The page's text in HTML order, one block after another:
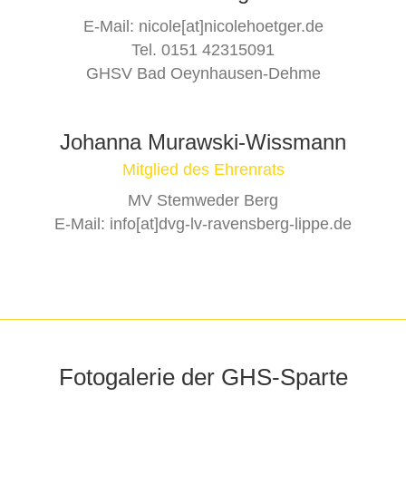
E-Mail: nicole[at]nicolehoetger.de
Tel. 0151 42315091
GHSV Bad Oeynhausen-Dehme
Johanna Murawski-Wissmann
Mitglied des Ehrenrats
MV Stemweder Berg
E-Mail: info[at]dvg-lv-ravensberg-lippe.de
Fotogalerie der GHS-Sparte